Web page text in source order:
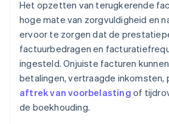
Het opzetten van terugkerende
hoge mate van zorgvuldigheid en
ervoor te zorgen dat de
factuurbedragen en
ingesteld. Onjuiste facturen
betalingen, vertraagde inkomsten,
aftrek van voorbelasting of
de boekhouding.